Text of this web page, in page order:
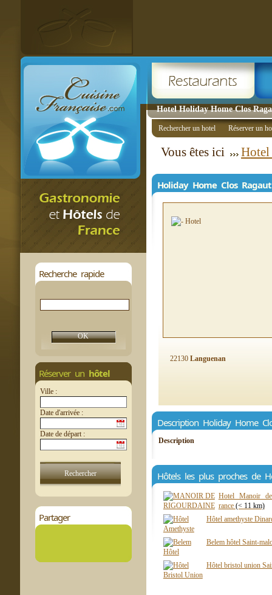
Hotel Holiday Home Clos
Recherche rapide
Réserver un hôtel
Ville :
Date d'arrivée :
Date de départ :
Partager
Rechercher un hotel Réserver un
Vous êtes ici Hotel
Holiday Home Clos
22130 Languenan
Description Holiday Home
Description
Hôtels les plus proches de
Hotel Manoir
rance (< 11 km)
Hôtel amethyste
Belem hôtel Saint-
Hôtel bristol union